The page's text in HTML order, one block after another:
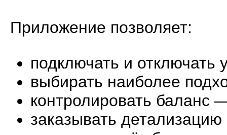
Приложение позволяет:
подключать и отключать
выбирать наиболее
контролировать баланс
заказывать